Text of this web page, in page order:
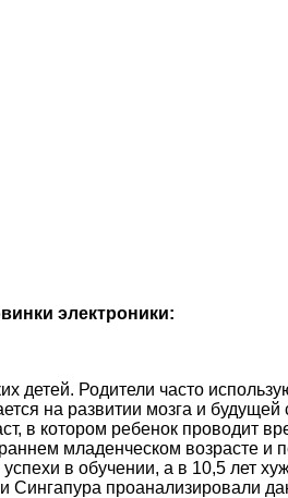
электроники:
Родители часто
на развитии мозга и
в котором ребенок проводит
младенческом возрасте и
в обучении, а в 10,5 лет
Сингапура проанализировали